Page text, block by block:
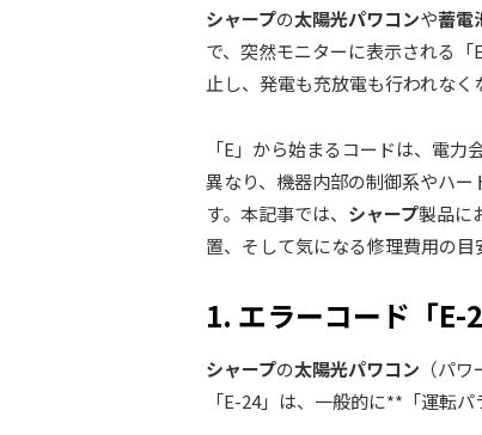
シャープの太陽光パワコンや蓄電
で、突然モニターに表示される「
止し、発電も充放電も行われなく
「E」から始まるコードは、電
異なり、機器内部の制御系やハ
す。本記事では、 シャープ製品に
置、そして気になる修理費用の目
1. エラーコード「E-
シャープの太陽光パワコン （パ
「E-24」は、一般的に**「運転